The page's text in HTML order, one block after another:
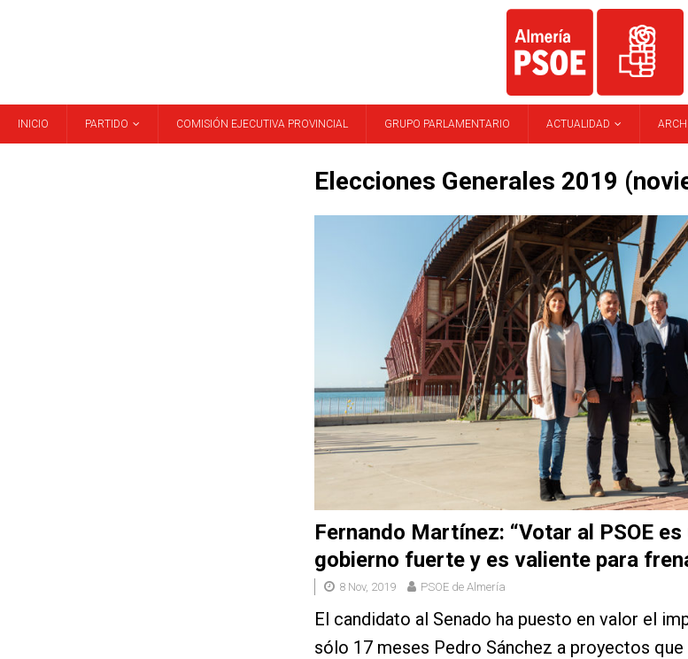
INICIO PARTIDO COMISIÓN EJECUTIVA PROVINCIAL GRUPO PARLAMENTARIO ACTUALIDAD
Elecciones Generales 2019
Fernando Martínez: “Votar al PSOE
gobierno fuerte y es valiente para
8 Nov, 2019 PSOE de Almería
El candidato al Senado ha puesto en valor el
sólo 17 meses Pedro Sánchez a proyectos